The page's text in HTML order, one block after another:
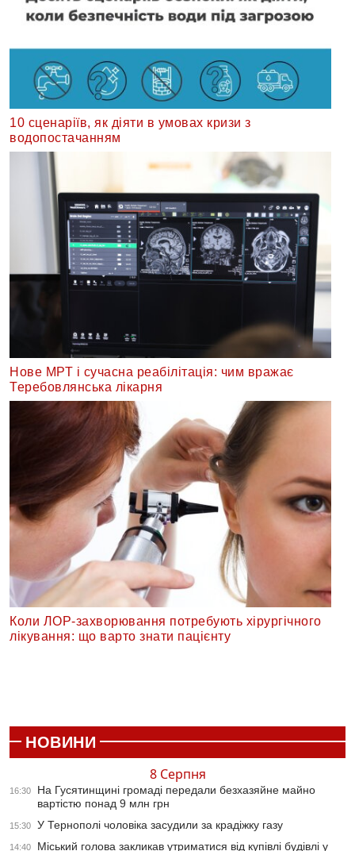
10 сценаріїв, як діяти в умовах кризи з
водопостачанням
Нове МРТ і сучасна реабілітація: чим вражає
Теребовлянська лікарня
Коли ЛОР-захворювання потребують хірургічного
лікування: що варто знати пацієнту
НОВИНИ
8 Серпня
16:30
На Гусятинщині громаді передали безхазяйне майно
вартістю понад 9 млн грн
15:30 У Тернополі чоловіка засудили за крадіжку газу
14:40
Міський голова закликав утриматися від купівлі будівлі у